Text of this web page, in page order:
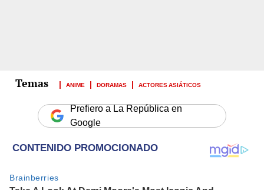
ANIME DORAMAS ACTORES ASIÁTICOS
Prefiero a La República en
Google